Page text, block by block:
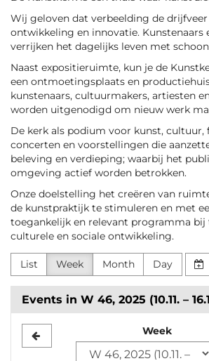
Wij geloven dat verbeelding de
ontwikkeling en innovatie. Kunstenaars
verrijken het dagelijks leven met
Naast expositieruimte, kun je de
een ontmoetingsplaats en
kunstenaars, cultuurmakers, artiesten
worden uitgenodigd om nieuw werk
De kerk als podium voor kunst, cultuur,
concerten en voorstellingen die
beleving en verdieping; waarbij het
omgeving actief worden betrokken.
Onze doelstelling het creëren van
de kunstpraktijk te stimuleren en met
toegankelijk en relevant programma bij
culturele en sociale ontwikkeling.
List Week Month Day
Events in W 46, 2025 (10.11. –
Week